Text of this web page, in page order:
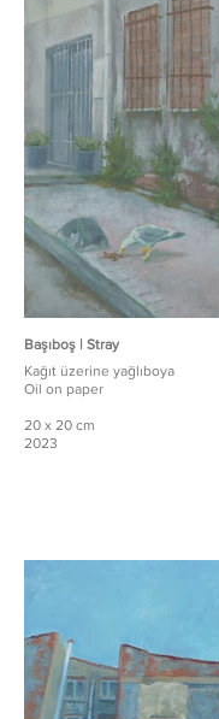
Başıboş | Stray
Kağıt üzerine yağlıboya
Oil on paper
20 x 20 cm
2023